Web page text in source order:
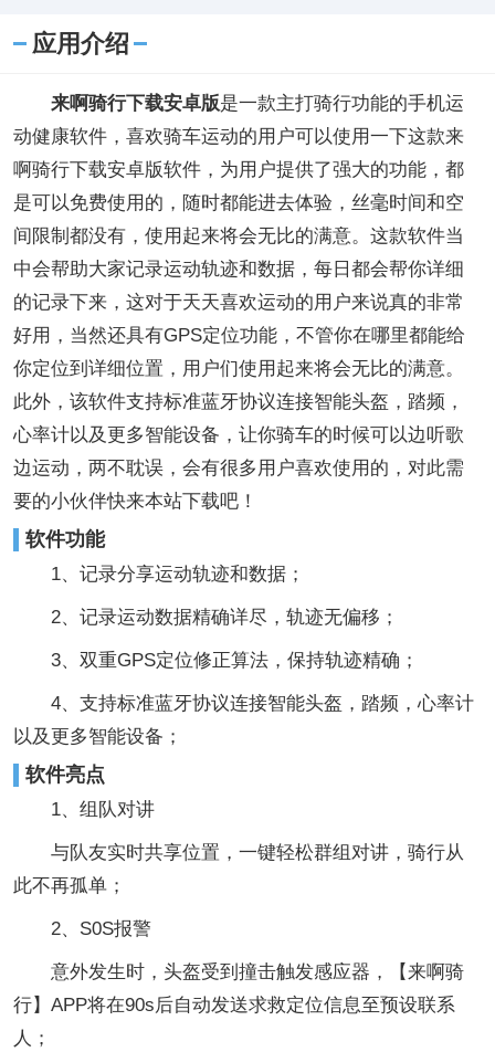
应用介绍
来啊骑行下载安卓版是一款主打骑行功能的手机运
动健康软件，喜欢骑车运动的用户可以使用一下这款来
啊骑行下载安卓版软件，为用户提供了强大的功能，都
是可以免费使用的，随时都能进去体验，丝毫时间和空
间限制都没有，使用起来将会无比的满意。这款软件当
中会帮助大家记录运动轨迹和数据，每日都会帮你详细
的记录下来，这对于天天喜欢运动的用户来说真的非常
好用，当然还具有GPS定位功能，不管你在哪里都能给
你定位到详细位置，用户们使用起来将会无比的满意。
此外，该软件支持标准蓝牙协议连接智能头盔，踏频，
心率计以及更多智能设备，让你骑车的时候可以边听歌
边运动，两不耽误，会有很多用户喜欢使用的，对此需
要的小伙伴快来本站下载吧！
软件功能
1、记录分享运动轨迹和数据；
2、记录运动数据精确详尽，轨迹无偏移；
3、双重GPS定位修正算法，保持轨迹精确；
4、支持标准蓝牙协议连接智能头盔，踏频，心率计
以及更多智能设备；
软件亮点
1、组队对讲
与队友实时共享位置，一键轻松群组对讲，骑行从
此不再孤单；
2、S0S报警
意外发生时，头盔受到撞击触发感应器，【来啊骑
行】APP将在90s后自动发送求救定位信息至预设联系
人；